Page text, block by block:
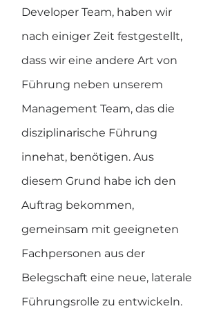
Developer Team, haben wir
nach einiger Zeit festgestellt,
dass wir eine andere Art von
Führung neben unserem
Management Team, das die
disziplinarische Führung
innehat, benötigen. Aus
diesem Grund habe ich den
Auftrag bekommen,
gemeinsam mit geeigneten
Fachpersonen aus der
Belegschaft eine neue, laterale
Führungsrolle zu entwickeln.